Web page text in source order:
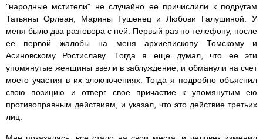
"народные мстители" не случайно ее причислили к подругам
Татьяны Орлеан, Марины Гушенец и Любови Галушиной. У
меня было два разговора с ней. Первый раз по телефону, после
ее первой жалобы на меня архиепископу Томскому и
Асиновскому Ростиславу. Тогда я еще думал, что ее эти
упомянутые женщины ввели в заблуждение, и обманули на счет
моего участия в их злоключениях. Тогда я подробно объяснил
свою позицию и отверг свое причастие к упомянутым ею
противоправным действиям, и указал, что это действие третьих
лиц.